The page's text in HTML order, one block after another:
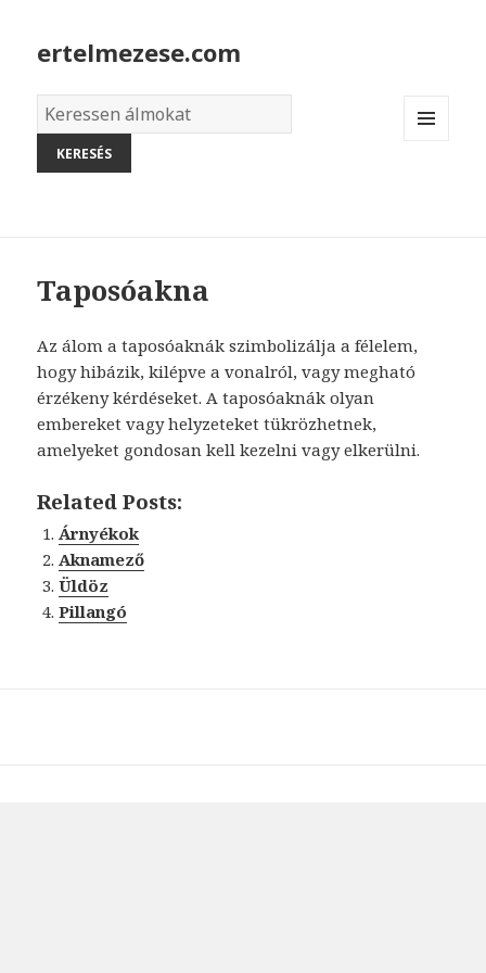
ertelmezese.com
Álmok
szótára
Taposóakna
Az álom a taposóaknák szimbolizálja a félelem,
hogy hibázik, kilépve a vonalról, vagy megható
érzékeny kérdéseket. A taposóaknák olyan
embereket vagy helyzeteket tükrözhetnek,
amelyeket gondosan kell kezelni vagy elkerülni.
Related Posts:
Árnyékok
Aknamező
Üldöz
Pillangó